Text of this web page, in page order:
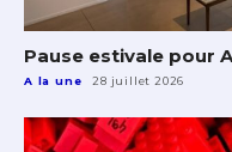
Pause estivale pour
A la une 28 juillet 2026